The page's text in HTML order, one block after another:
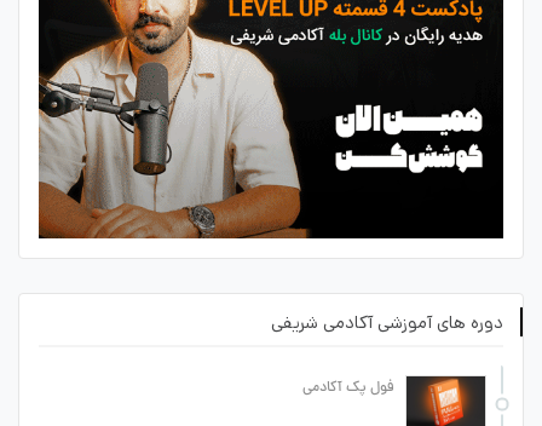
دوره های آموزشی آکادمی شریفی
فول پک آکادمی